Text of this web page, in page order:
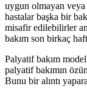
uygun olmayan veya
hastalar başka bir
misafir edilebilirler
bakım son birkaç
Palyatif bakım
palyatif bakımın
Bunu bir alıntı